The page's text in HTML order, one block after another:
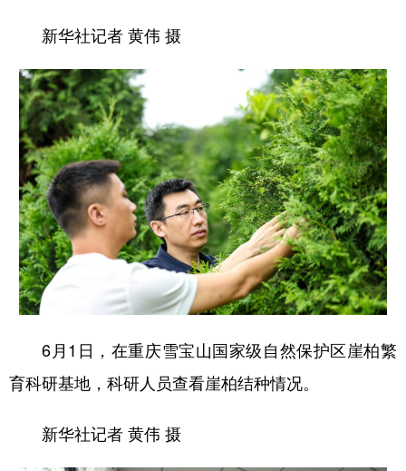
新华社记者 黄伟 摄
6月1日，在重庆雪宝山国家级自然保护区崖柏繁
育科研基地，科研人员查看崖柏结种情况。
新华社记者 黄伟 摄